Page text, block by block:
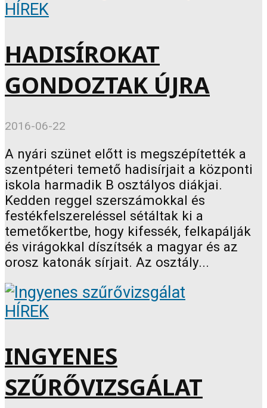
HÍREK
HADISÍROKAT
GONDOZTAK ÚJRA
2016-06-22
A nyári szünet előtt is megszépítették a
szentpéteri temető hadisírjait a központi
iskola harmadik B osztályos diákjai.
Kedden reggel szerszámokkal és
festékfelszereléssel sétáltak ki a
temetőkertbe, hogy kifessék, felkapálják
és virágokkal díszítsék a magyar és az
orosz katonák sírjait. Az osztály...
HÍREK
INGYENES
SZŰRŐVIZSGÁLAT